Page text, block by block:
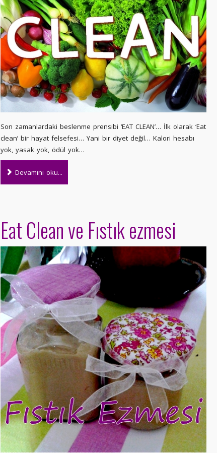
Son zamanlardaki beslenme prensibi ‘EAT CLEAN’… İlk olarak ‘Eat
clean’ bir hayat felsefesi… Yani bir diyet değil… Kalori hesabı
yok, yasak yok, ödül yok…
Devamını oku...
Eat Clean ve Fıstık ezmesi